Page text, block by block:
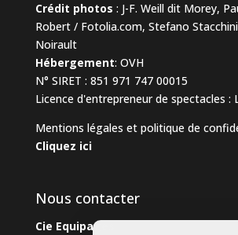
Crédit photos : J-F. Weill dit Morey,
Robert / Fotolia.com, Stefano
Noirault
Hébergement: OVH
N° SIRET : 851 971 747 00015
Licence d'entrepreneur de spectacles :
Mentions légales et politique de
Cliquez ici
Nous contacter
Cie Equipages